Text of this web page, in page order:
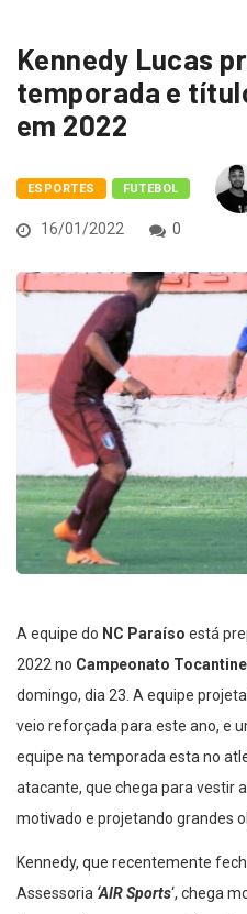
Kennedy Lucas
temporada e
em 2022
ESPORTES FUTEBOL
16/01/2022 0
A equipe do NC Paraíso está
2022 no Campeonato
domingo, dia 23. A equipe
veio reforçada para este ano, e
equipe na temporada esta no
atacante, que chega para vestir
motivado e projetando grandes
Kennedy, que recentemente
Assessoria ‘AIR Sports‘, chega